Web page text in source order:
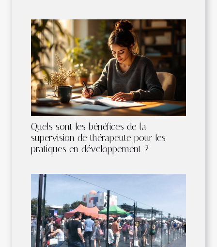
Quels sont les bénéfices de la
supervision de thérapeute pour les
pratiques en développement ?